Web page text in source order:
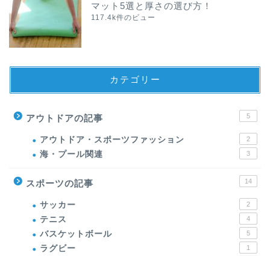
マット5選と厚さの選び方！
117.4k件のビュー
カテゴリー
アウトドアの記事 5
アウトドア・スポーツファッション 2
海・プール関連 3
スポーツの記事 14
サッカー 2
テニス 4
バスケットボール 5
ラグビー 1